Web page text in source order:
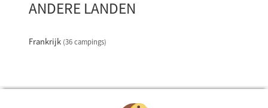
ANDERE LANDEN
Frankrijk (36 campings)